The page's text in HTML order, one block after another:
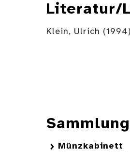
Literatur/
Klein, Ulrich
Münzkabinett